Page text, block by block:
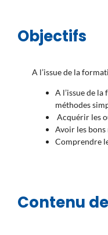
Objectifs
A l’issue de la
A l’issue de
méthodes
Acquérir les
Avoir les
Comprendre
Contenu